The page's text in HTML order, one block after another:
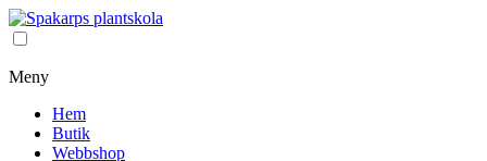
Meny
Hem
Butik
Webbshop